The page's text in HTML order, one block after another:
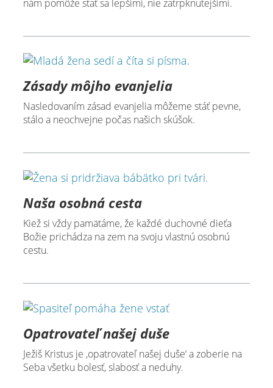
nám pomôže stať sa lepšími, nie zatrpknutejšími.
Zásady môjho evanjelia
Nasledovaním zásad evanjelia môžeme stáť pevne,
stálo a neochvejne počas našich skúšok.
Naša osobná cesta
Kiež si vždy pamätáme, že každé duchovné dieťa
Božie prichádza na zem na svoju vlastnú osobnú
cestu.
Opatrovateľ našej duše
Ježiš Kristus je ,opatrovateľ našej duše‘ a zoberie na
Seba všetku bolesť, slabosť a neduhy.